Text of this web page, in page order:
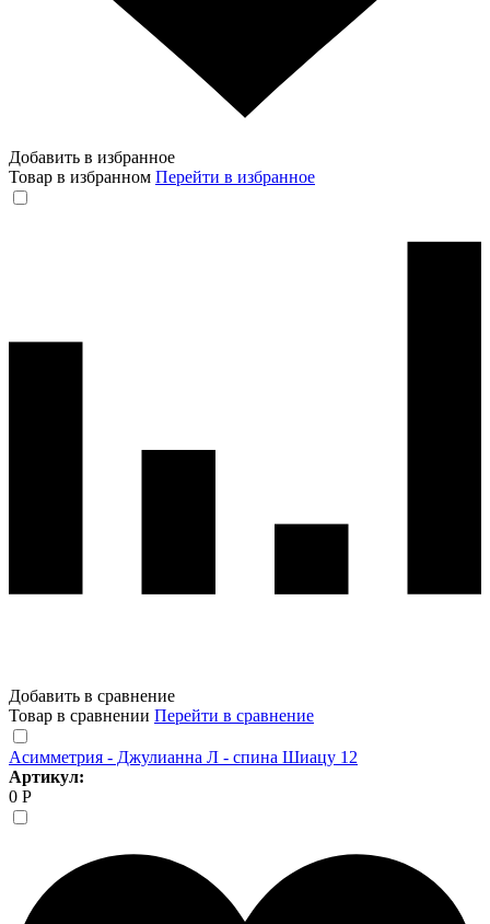
Добавить в избранное
Товар в избранном Перейти в избранное
Добавить в сравнение
Товар в сравнении Перейти в сравнение
Асимметрия - Джулианна Л - спина Шиацу 12
Артикул:
0 Р